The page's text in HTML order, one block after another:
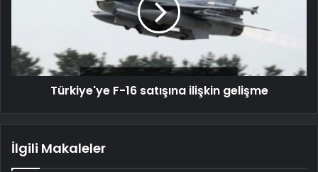
Türkiye'ye F-16 satışına ilişkin gelişme
İlgili Makaleler